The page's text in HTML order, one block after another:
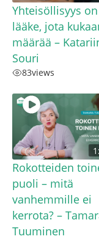
Yhteisöllisyys on
lääke, jota
määrää –
Souri
83views
Rokotteiden
puoli – mitä
vanhemmille ei
kerrota? –
Tuuminen